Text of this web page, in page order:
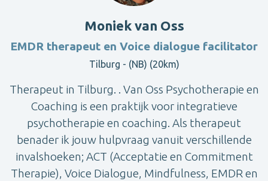
Moniek van Oss
EMDR therapeut en Voice dialogue facilitator
Tilburg - (NB) (20km)
Therapeut in Tilburg. . Van Oss Psychotherapie en
Coaching is een praktijk voor integratieve
psychotherapie en coaching. Als therapeut
benader ik jouw hulpvraag vanuit verschillende
invalshoeken; ACT (Acceptatie en Commitment
Therapie), Voice Dialogue, Mindfulness, EMDR en